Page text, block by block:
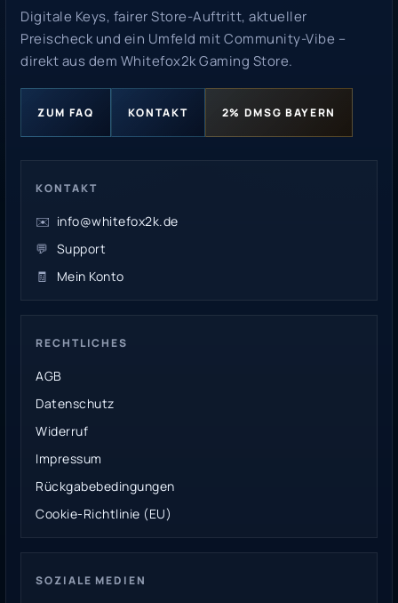
Digitale Keys, fairer Store-Auftritt, aktueller
Preischeck und ein Umfeld mit Community-Vibe –
direkt aus dem Whitefox2k Gaming Store.
ZUM FAQ KONTAKT 2% DMSG BAYERN
KONTAKT
✉️ info@whitefox2k.de
💬 Support
🧾
Mein Konto
RECHTLICHES
AGB
Datenschutz
Widerruf
Impressum
Rückgabebedingungen
Cookie-Richtlinie (EU)
SOZIALE MEDIEN